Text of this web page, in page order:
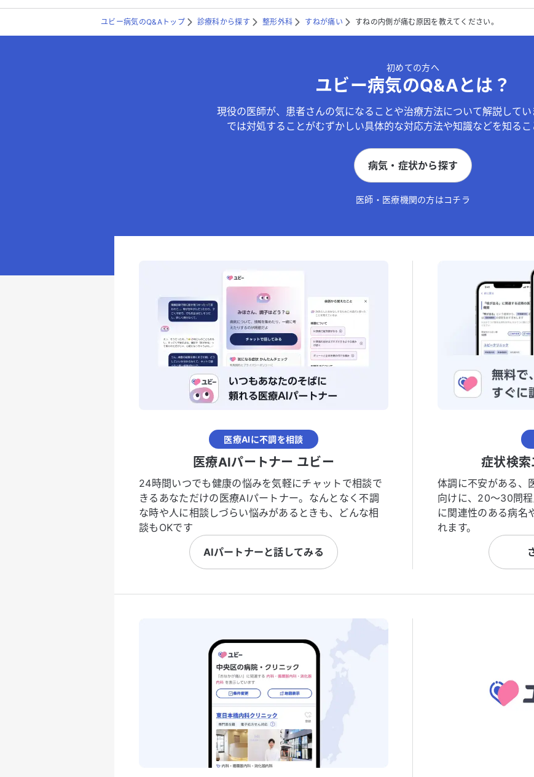
ユビー病気のQ&Aトップ 診療科から探す 整形外科 すねが痛い すねの内側が痛む原因を教えてください。
初めての方へ
ユビー病気のQ&Aとは？
現役の医師が、患者さんの気になることや治療方法について解説してい
では対処することがむずかしい具体的な対応方法や知識などを知るこ
病気・症状から探す
医師・医療機関の方はコチラ
医療AIに不調を相談
医療AIパートナー ユビー
24時間いつでも健康の悩みを気軽にチャットで相談で
きるあなただけの医療AIパートナー。なんとなく不調
な時や人に相談しづらい悩みがあるときも、どんな相
談もOKです
AIパートナーと話してみる
症状検索
体調に不安がある、
向けに、20〜30問
に関連性のある病名
れます。